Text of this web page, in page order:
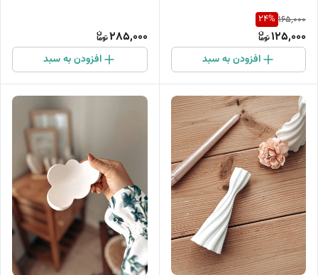
165,000
24%
125,000
افزودن به سبد
285,000
افزودن به سبد